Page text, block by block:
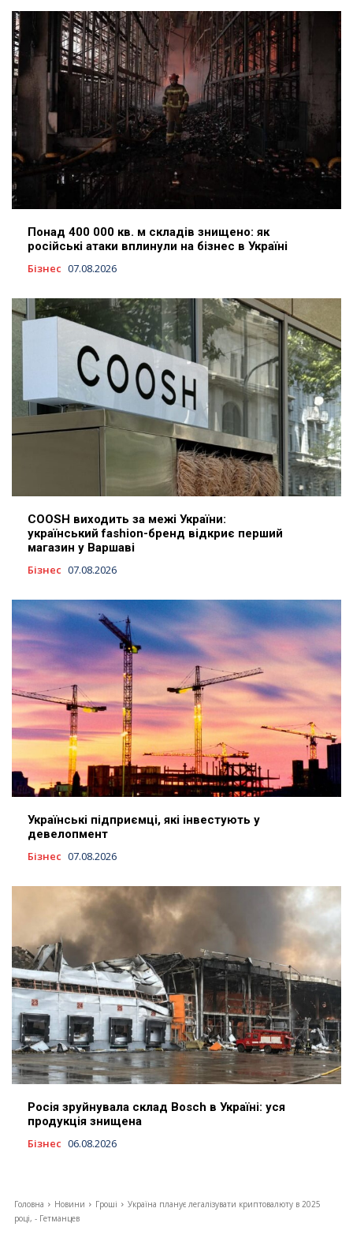
Понад 400 000 кв. м складів знищено: як
російські атаки вплинули на бізнес в Україні
Бізнес 07.08.2026
COOSH виходить за межі України:
український fashion-бренд відкриє перший
магазин у Варшаві
Бізнес 07.08.2026
Українські підприємці, які інвестують у
девелопмент
Бізнес 07.08.2026
Росія зруйнувала склад Bosch в Україні: уся
продукція знищена
Бізнес 06.08.2026